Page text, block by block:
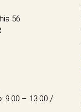
56
9.00 – 13.00 /